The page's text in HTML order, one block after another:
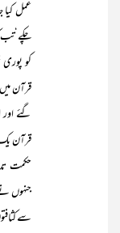
عمل
چکے‘تب
کو
قرآن
گئے اور
قرآن یک
حکمت
جنہوں
سے